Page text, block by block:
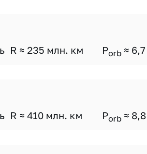
R ≈ 235 млн. км Porb ≈ 6,7
R ≈ 410 млн. км Porb ≈ 8,8